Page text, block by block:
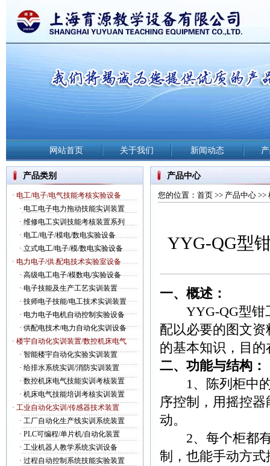
网站首页 关于我们 新闻动态
产品类别
· 电工/电子/电气技能考核实验设备
· 电工电子电力拖动技能实训装置
· 维修电工实训技能考核装置系列
· 电工/电子/模电/数电实验设备
·立式电工/电子/模/数电实验设备
· 电力电子/供.配电技术实验室设备
·高级电工电子/模数电/实验设备
·电子技能及生产工艺实训装置
·技师电子技能/电工技术实训装置
·电力电子电机自动控制实验设备
·供配电技术/电力自动化实训设备
· 楼宇自动化实训装置/数控机床电气
·智能楼宇自动化实验实训装置
· 给排水系统实训/消防实训装置
· 数控机床电气技能实训考核装置
· 机床电气技能培训考核实训装置
· 工业自动化实训/传感器技术装置
· 工厂自动化生产线实训系统装置
· PLC可编程/单片机/自动化装置
· 工业机器人教学系统实训设备
· 过程自动控制系统技能实验装置
产品中心
您的位置： 首页 >> 产品中心 >>
YYG-QG型
一、概述：
YYG-QG型钳工
配以必要的图文
的基本知识，目
二、功能与结构：
1、陈列柜中的
序控制，用摇控
动。
2、每个柜都有
制，也能手动方